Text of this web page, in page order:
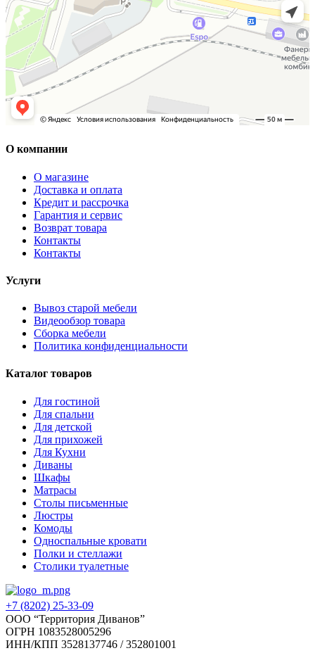
О компании
О магазине
Доставка и оплата
Кредит и рассрочка
Гарантия и сервис
Возврат товара
Контакты
Контакты
Услуги
Вывоз старой мебели
Видеообзор товара
Сборка мебели
Политика конфиденциальности
Каталог товаров
Для гостиной
Для спальни
Для детской
Для прихожей
Для Кухни
Диваны
Шкафы
Матрасы
Столы письменные
Люстры
Комоды
Односпальные кровати
Полки и стеллажи
Столики туалетные
+7 (8202) 25-33-09
‌ООО “Территория Диванов”
ОГРН 1083528005296
ИНН/КПП 3528137746 / 352801001